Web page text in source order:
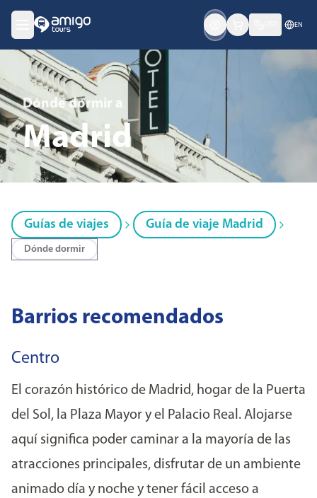
EN
Dónde dormir a
Madrid
Guías de viajes Guía de viaje Madrid
Dónde dormir
Barrios recomendados
Centro
El corazón histórico de Madrid, hogar de la Puerta
del Sol, la Plaza Mayor y el Palacio Real. Alojarse
aquí significa poder caminar a la mayoría de las
atracciones principales, disfrutar de un ambiente
animado día y noche y tener fácil acceso a